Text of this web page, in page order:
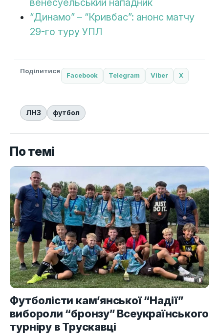
венесуельський нападник
“Динамо” – “Кривбас”: анонс матчу
29-го туру УПЛ
Поділитися
Facebook Telegram Viber X
ЛНЗ футбол
По темі
Футболісти кам’янської “Надії”
вибороли “бронзу” Всеукраїнського
турніру в Трускавці